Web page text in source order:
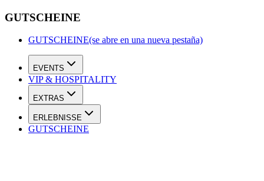
GUTSCHEINE
GUTSCHEINE(se abre en una nueva pestaña)
EVENTS
VIP & HOSPITALITY
EXTRAS
ERLEBNISSE
GUTSCHEINE